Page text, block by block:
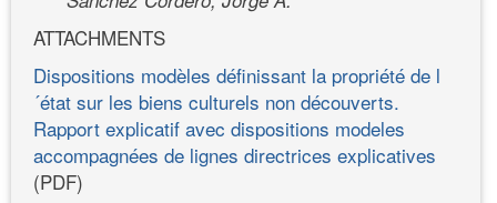
ATTACHMENTS
Dispositions modèles définissant la propriété de l
´état sur les biens culturels non découverts.
Rapport explicatif avec dispositions modeles
accompagnées de lignes directrices explicatives
(PDF)